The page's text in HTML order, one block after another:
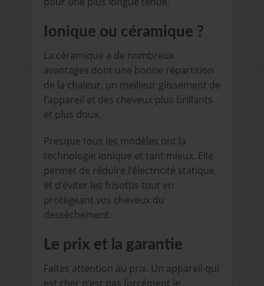
Ionique ou céramique ?
La céramique a de nombreux
avantages dont une bonne répartition
de la chaleur, un meilleur glissement de
l’appareil et des cheveux plus brillants
et plus doux.
Presque tous les modèles ont la
technologie ionique et tant mieux. Elle
permet de réduire l’électricité statique
et d’éviter les frisottis tout en
protégeant vos cheveux du
dessèchement.
Le prix et la garantie
Faites attention au prix. Un appareil qui
est cher n’est pas forcément le